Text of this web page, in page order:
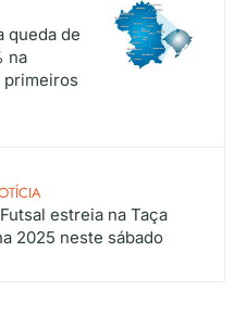
queda de
na
primeiros
estreia na Taça
2025 neste sábado